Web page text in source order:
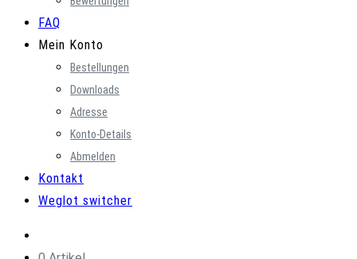
FAQ
Mein Konto
Bestellungen
Downloads
Adresse
Konto-Details
Abmelden
Kontakt
Weglot switcher